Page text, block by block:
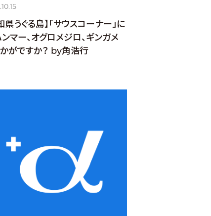
県うぐる島】「サウスコーナー」に
マー、オグロメジロ、ギンガメ
がですか？ by角浩行